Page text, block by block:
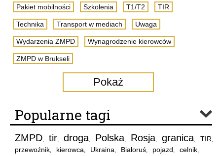
Pakiet mobilności Szkolenia T1/T2 TIR
Technika Transport w mediach Uwaga
Wydarzenia ZMPD Wynagrodzenie kierowców
ZMPD w Brukseli
Pokaż
Popularne tagi
ZMPD, tir, droga, Polska, Rosja, granica, TIR,
przewoźnik, kierowca, Ukraina, Białoruś, pojazd, celnik,